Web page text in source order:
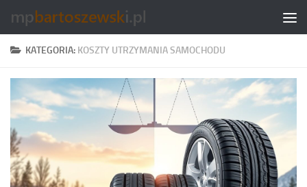
Skip to content
KATEGORIA: KOSZTY UTRZYMANIA SAMOCHODU